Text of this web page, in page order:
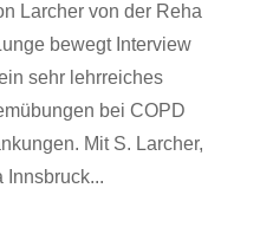
Larcher von der Reha
bewegt Interview
sehr lehrreiches
bei COPD
Mit S. Larcher,
Innsbruck...